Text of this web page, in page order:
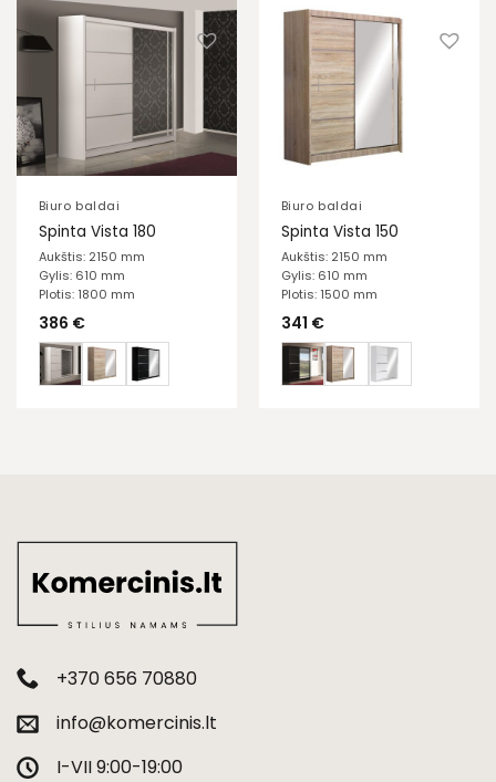
Biuro baldai
Spinta Vista 180
Aukštis: 2150 mm
Gylis: 610 mm
Plotis: 1800 mm
386 €
Biuro baldai
Spinta Vista 150
Aukštis: 2150 mm
Gylis: 610 mm
Plotis: 1500 mm
341 €
+370 656 70880
info@komercinis.lt
I-VII 9:00-19:00